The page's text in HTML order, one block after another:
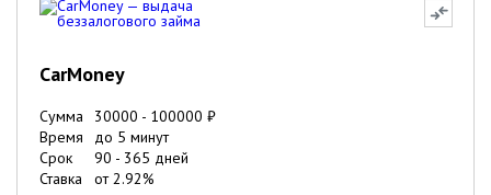
CarMoney
Сумма 30000 - 100000 ₽
Время
до 5 минут
Срок
90 - 365 дней
Ставка
от2.92%